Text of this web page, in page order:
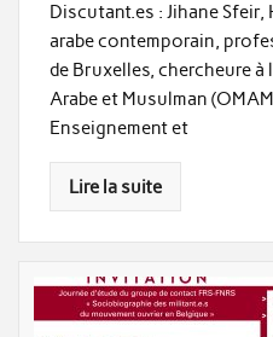
Discutant.es : Jihane
arabe contemporain,
de Bruxelles, chercheure à
Arabe et Musulman
Enseignement et
Lire la suite